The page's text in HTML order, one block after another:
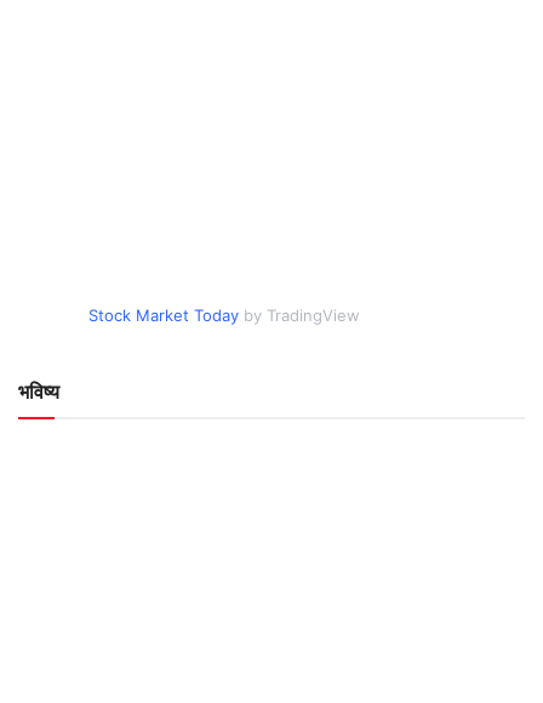
Stock Market Today by TradingView
भविष्य